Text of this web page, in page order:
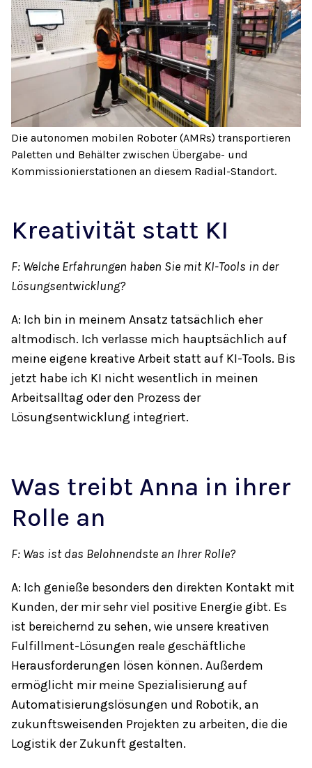
Die autonomen mobilen Roboter (AMRs) transportieren
Paletten und Behälter zwischen Übergabe- und
Kommissionierstationen an diesem Radial-Standort.
Kreativität statt KI
F: Welche Erfahrungen haben Sie mit KI-Tools in der
Lösungsentwicklung?
A: Ich bin in meinem Ansatz tatsächlich eher
altmodisch. Ich verlasse mich hauptsächlich auf
meine eigene kreative Arbeit statt auf KI-Tools. Bis
jetzt habe ich KI nicht wesentlich in meinen
Arbeitsalltag oder den Prozess der
Lösungsentwicklung integriert.
Was treibt Anna in ihrer
Rolle an
F: Was ist das Belohnendste an Ihrer Rolle?
A: Ich genieße besonders den direkten Kontakt mit
Kunden, der mir sehr viel positive Energie gibt. Es
ist bereichernd zu sehen, wie unsere kreativen
Fulfillment-Lösungen reale geschäftliche
Herausforderungen lösen können. Außerdem
ermöglicht mir meine Spezialisierung auf
Automatisierungslösungen und Robotik, an
zukunftsweisenden Projekten zu arbeiten, die die
Logistik der Zukunft gestalten.